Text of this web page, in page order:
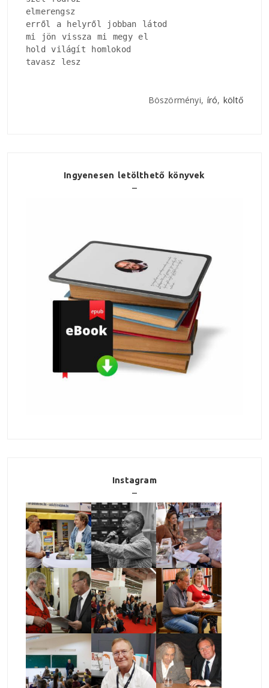
elmerengsz
erről a helyről jobban látod
mi jön vissza mi megy el
hold világít homlokod
tavasz lesz
Böszörményi, író, költő
Ingyenesen letölthető könyvek
Instagram